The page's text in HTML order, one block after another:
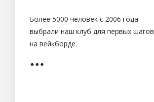
Более 5000 человек с 2006 года
выбрали наш клуб для первых шагов
на вейкборде.